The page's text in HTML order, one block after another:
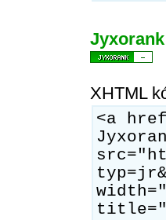
Jyxorank
XHTML
<a